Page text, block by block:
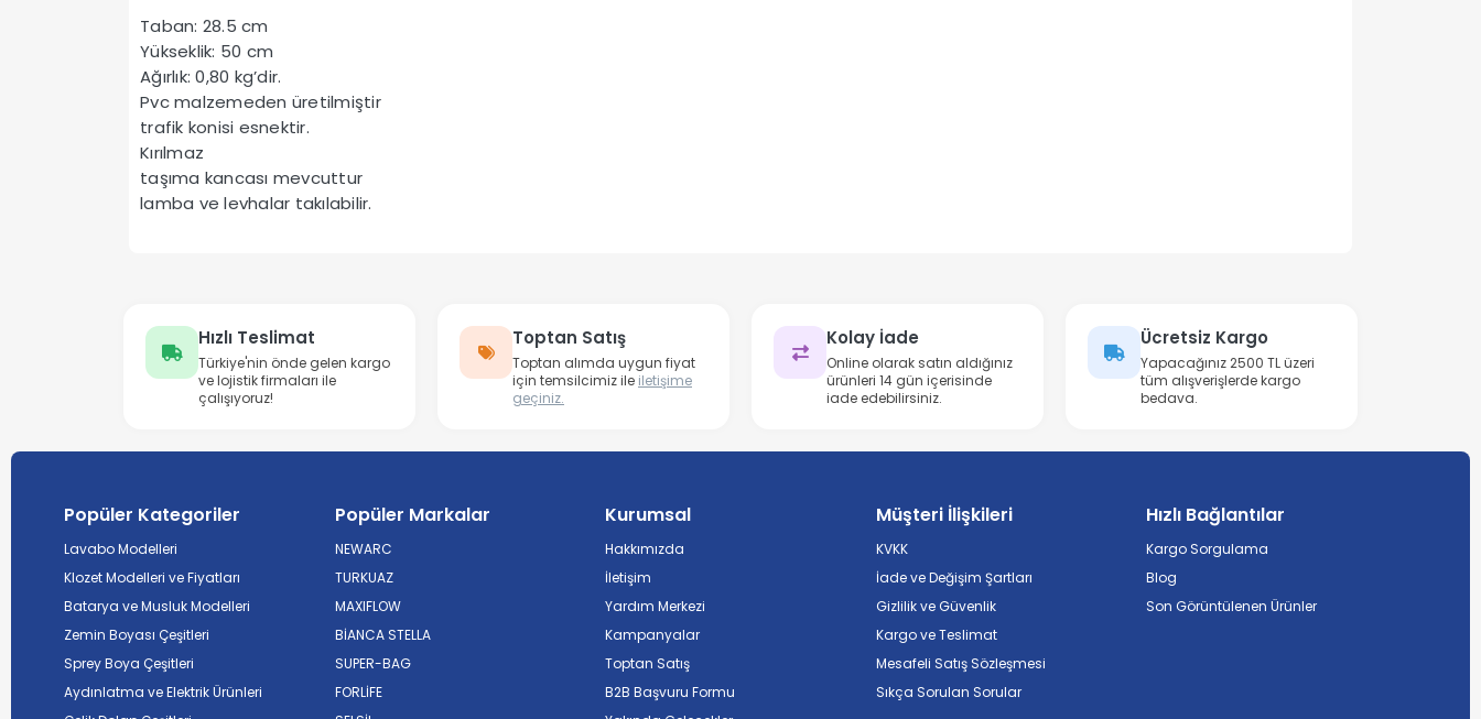
Taban: 28.5 cm
Yükseklik: 50 cm
Ağırlık: 0,80 kg’dir.
Pvc malzemeden üretilmiştir
trafik konisi esnektir.
Kırılmaz
taşıma kancası mevcuttur
lamba ve levhalar takılabilir.
Hızlı Teslimat
Türkiye'nin önde gelen kargo
ve lojistik firmaları ile
çalışıyoruz!
Toptan Satış
Toptan alımda uygun fiyat
için temsilcimiz ile iletişime
geçiniz.
Kolay İade
Online olarak satın aldığınız
ürünleri 14 gün içerisinde
iade edebilirsiniz.
Ücretsiz Kargo
Yapacağınız 2500 TL üzeri
tüm alışverişlerde kargo
bedava.
Popüler Kategoriler
Lavabo Modelleri
Klozet Modelleri ve Fiyatları
Batarya ve Musluk Modelleri
Zemin Boyası Çeşitleri
Sprey Boya Çeşitleri
Aydınlatma ve Elektrik Ürünleri
Popüler Markalar
NEWARC
TURKUAZ
MAXIFLOW
BİANCA STELLA
SUPER-BAG
FORLİFE
Kurumsal
Hakkımızda
İletişim
Yardım Merkezi
Kampanyalar
Toptan Satış
B2B Başvuru Formu
Müşteri İlişkileri
KVKK
İade ve Değişim Şartları
Gizlilik ve Güvenlik
Kargo ve Teslimat
Mesafeli Satış Sözleşmesi
Sıkça Sorulan Sorular
Hızlı Bağlantılar
Kargo Sorgulama
Blog
Son Görüntülenen Ürünler